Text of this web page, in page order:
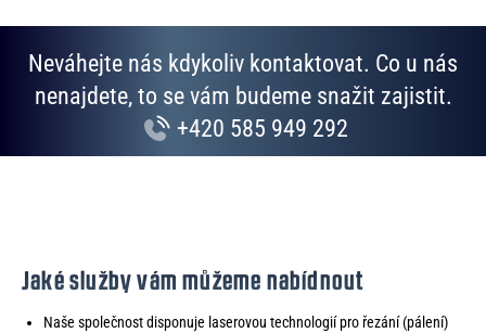
s
u
Neváhejte nás kdykoliv kontaktovat. Co u nás
nenajdete, to se vám budeme snažit zajistit.
+420 585 949 292
Jaké služby vám můžeme nabídnout
Naše společnost disponuje laserovou technologií pro řezání (pálení)